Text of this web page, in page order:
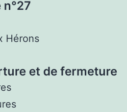
Hérons
et de fermeture